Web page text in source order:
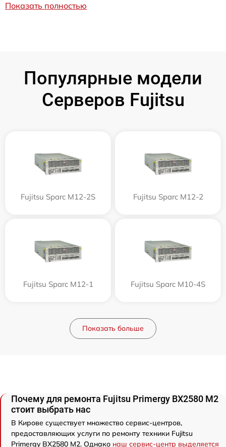
Показать полностью
Популярные модели
Серверов Fujitsu
Fujitsu Sparc M12-2S Fujitsu Sparc M12-2
Fujitsu Sparc M12-1 Fujitsu Sparc M10-4S
Показать больше
Почему для ремонта Fujitsu Primergy BX2580 M2
стоит выбрать нас
В Кирове существует множество сервис-центров,
предоставляющих услуги по ремонту техники Fujitsu
Primergy BX2580 M2. Однако наш сервис-центр выделяется